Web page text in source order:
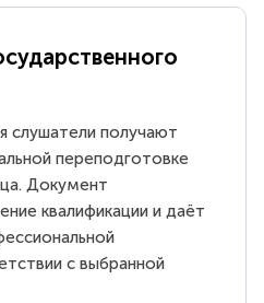
слушатели получают
переподготовке
Документ
квалификации и даёт
с выбранной